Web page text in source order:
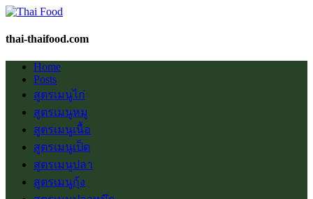
thai-thaifood.com
Home
Posts
สูตรเมนูไก่
สูตรเมนูหมู
สูตรเมนูเนื้อ
สูตรเมนูเป็ด
สูตรเมนูปลา
สูตรเมนูกุ้ง